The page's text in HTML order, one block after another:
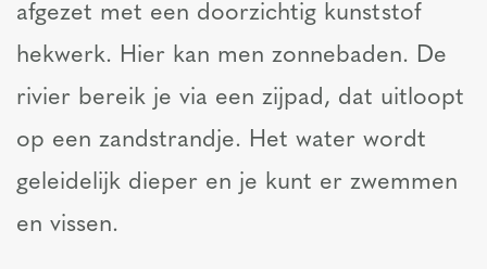
afgezet met een doorzichtig kunststof
hekwerk. Hier kan men zonnebaden. De
rivier bereik je via een zijpad, dat uitloopt
op een zandstrandje. Het water wordt
geleidelijk dieper en je kunt er zwemmen
en vissen.